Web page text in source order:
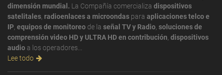
dimensión mundial. La Compañía comercializa dispositivos
satelitales radioenlaces a microondas para aplicaciones telco e
IP equipos de monitoreo de la señal TV y Radio soluciones de
comprensión video HD y ULTRA HD en contribución dispositivos
audio a los operadores...
Lee todo